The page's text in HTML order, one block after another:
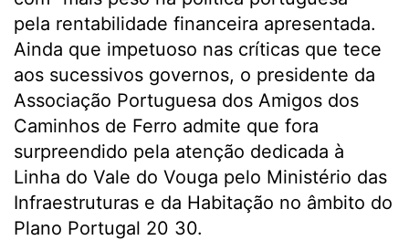
pela rentabilidade financeira apresentada.
Ainda que impetuoso nas críticas que tece
aos sucessivos governos, o presidente da
Associação Portuguesa dos Amigos dos
Caminhos de Ferro admite que fora
surpreendido pela atenção dedicada à
Linha do Vale do Vouga pelo Ministério das
Infraestruturas e da Habitação no âmbito do
Plano Portugal 20 30.